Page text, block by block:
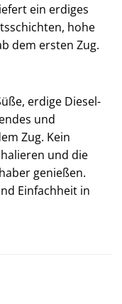
ein erdiges
hohe
dem ersten Zug.
erdige Diesel-
und
Zug. Kein
und die
genießen.
Einfachheit in